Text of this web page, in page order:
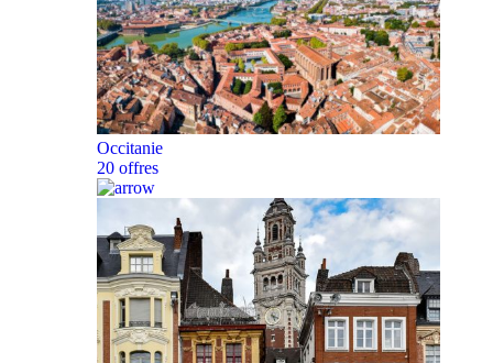
Occitanie
20 offres